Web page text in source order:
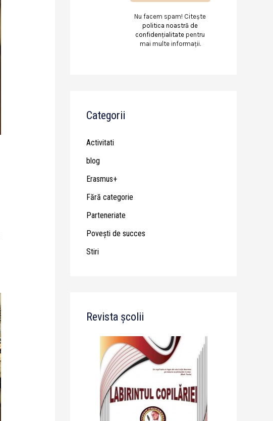
Nu facem spam! Citește
politica noastră de
confidențialitate pentru
mai multe informații.
Categorii
Activitati
blog
Erasmus+
Fără categorie
Parteneriate
Poveşti de succes
Stiri
Revista școlii